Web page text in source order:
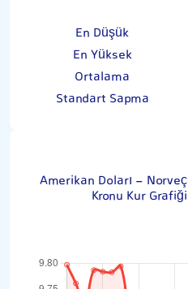
En Düşük
En Yüksek
Ortalama
Standart Sapma
Amerikan Doları - Norveç
Kronu Kur Grafiği